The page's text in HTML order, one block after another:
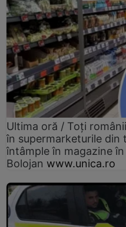
Ultima oră / Toți
în supermarketurile din
întâmple în magazine
Bolojan www.unica.ro